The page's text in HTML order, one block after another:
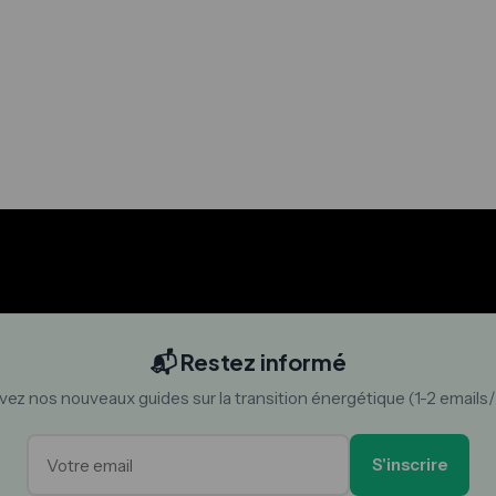
📬 Restez informé
nos nouveaux guides sur la transition énergétique (1-2
S'inscrire